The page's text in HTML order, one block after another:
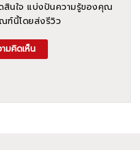
สินใจ แบ่งปันความรู้ของคุณ
ฑ์นี้โดยส่งรีวิว
มคิดเห็น